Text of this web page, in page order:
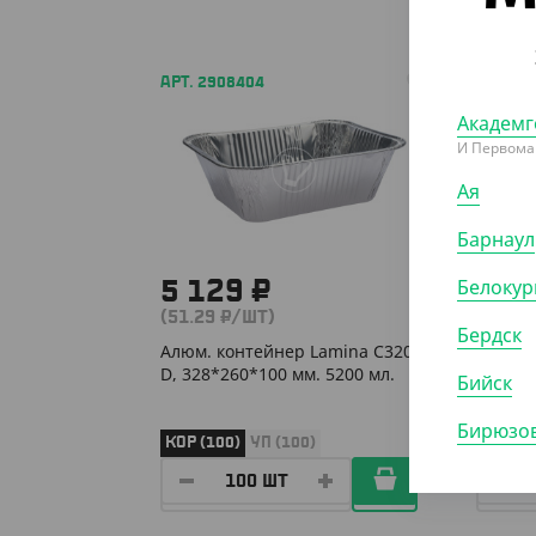
АРТ. 2908404
5 129 ₽
(51.29 ₽/ШТ)
Алюм. контейнер Lamina С320-
D, 328*260*100 мм. 5200 мл.
КОР (100) УП (100)
2
Алюм.
УП
И
Ая
Барнаул
Бердск
Бийск